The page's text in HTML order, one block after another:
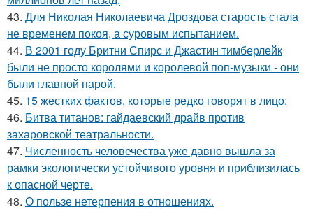
43. Для Николая Николаевича Дроздова старость стала
не временем покоя, а суровым испытанием.
44. В 2001 году Бритни Спирс и Джастин тимберлейк
были не просто королями и королевой поп-музыки - они
были главной парой.
45. 15 жестких фактов, которые редко говорят в лицо:
46. Битва титанов: гайдаевский драйв против
захаровской театральности.
47. Численность человечества уже давно вышла за
рамки экологически устойчивого уровня и приблизилась
к опасной черте.
48. О пользе нетерпения в отношениях.